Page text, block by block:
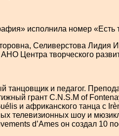
исполнила номер «Есть
Селиверстова
Центра творческого
и педагог.
грант C.N.S.M of
и африканского танца с
телевизионных шоу и
d’Ames он создал 10